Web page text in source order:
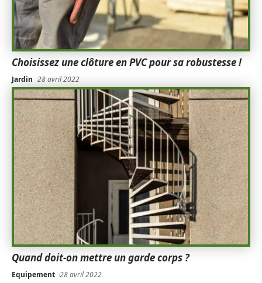
Choisissez une clôture en PVC pour sa robustesse !
Jardin 28 avril 2022
Quand doit-on mettre un garde corps ?
Equipement 28 avril 2022